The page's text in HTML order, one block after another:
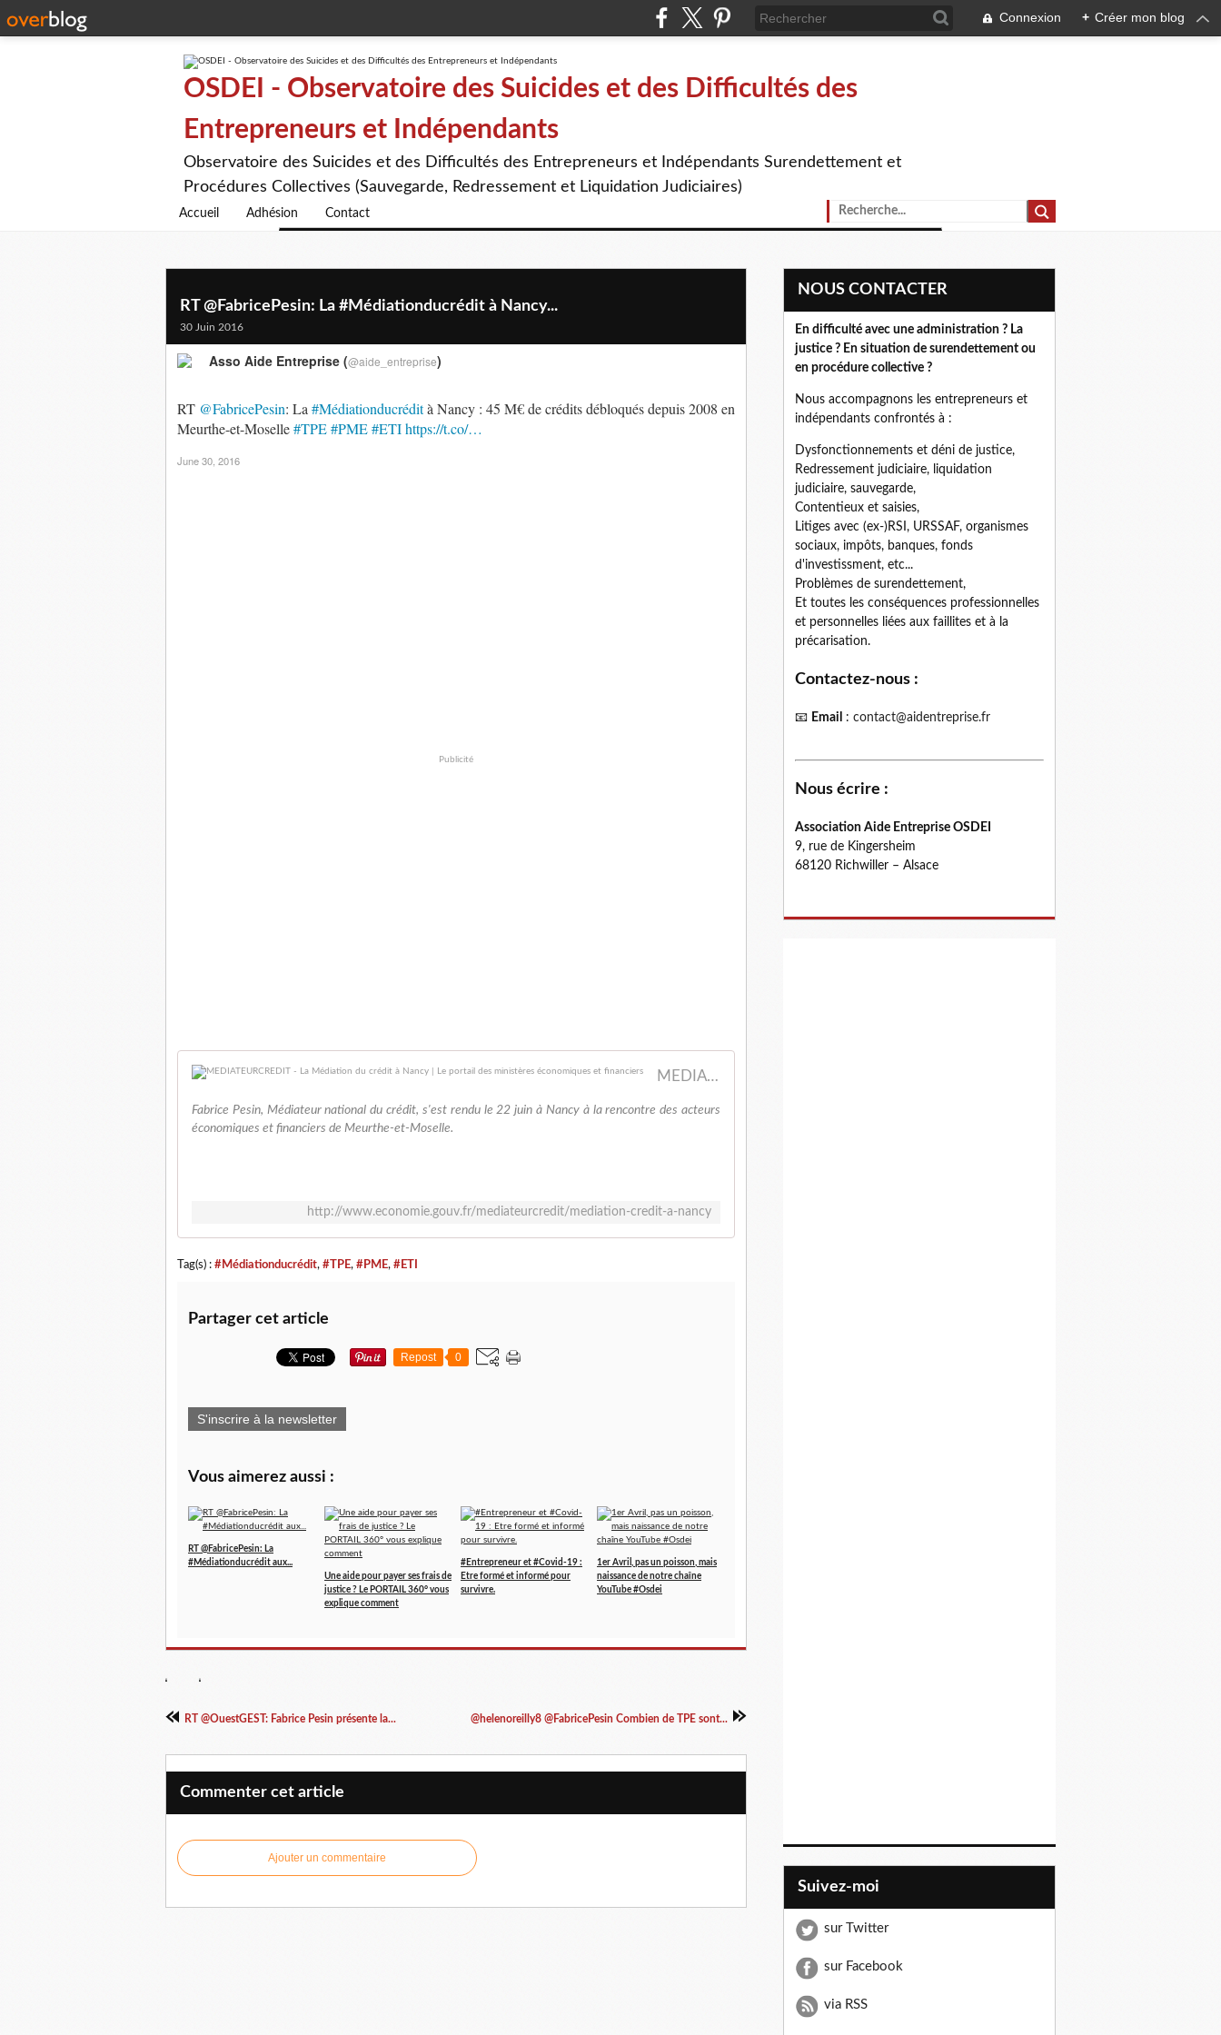
Connexion + Créer mon blog
OSDEI - Observatoire des Suicides et des Difficultés des
Entrepreneurs et Indépendants
Observatoire des Suicides et des Difficultés des Entrepreneurs et Indépendants Surendettement et
Procédures Collectives (Sauvegarde, Redressement et Liquidation Judiciaires)
Accueil Adhésion Contact
RT @FabricePesin: La #Médiationducrédit à Nancy...
30 Juin 2016
RT @FabricePesin: La #Médiationducrédità Nancy : 45 M€ de crédits débloqués depuis 2008 en
Meurthe-et-Moselle#TPE#PME#ETIhttps://t.co/…
Asso Aide Entreprise (@aide_entreprise)
June 30, 2016
Publicité
MEDIATEURCREDIT - La Médiation du crédit à Nancy | Le portail des ministères économiques et financiers
Fabrice Pesin, Médiateur national du crédit, s'est rendu le 22 juin à Nancy à la rencontre des acteurs
économiques et financiers de Meurthe-et-Moselle.
http://www.economie.gouv.fr/mediateurcredit/mediation-credit-a-nancy
Tag(s) : #Médiationducrédit, #TPE, #PME, #ETI
Partager cet article
Repost 0
S'inscrire à la newsletter
Vous aimerez aussi :
RT @FabricePesin: La
#Médiationducrédit aux...
Une aide pour payer ses frais de
justice ? Le PORTAIL 360° vous
explique comment
#Entrepreneur et #Covid-19 :
Etre formé et informé pour
survivre.
1er Avril, pas un poisson, mais
naissance de notre chaîne
YouTube #Osdei
RT @OuestGEST: Fabrice Pesin présente la... @helenoreilly8 @FabricePesin Combien de TPE sont...
Commenter cet article
Ajouter un commentaire
NOUS CONTACTER
En difficulté avec une administration ? La
justice ? En situation de surendettement ou
en procédure collective ?
Nous accompagnons les entrepreneurs et
indépendants confrontés à :
Dysfonctionnements et déni de justice,
Redressement judiciaire, liquidation
judiciaire, sauvegarde,
Contentieux et saisies,
Litiges avec (ex-)RSI, URSSAF, organismes
sociaux, impôts, banques, fonds
d'investissment, etc...
Problèmes de surendettement,
Et toutes les conséquences professionnelles
et personnelles liées aux faillites et à la
précarisation.
Contactez-nous :
📧 Email : contact@aidentreprise.fr
Nous écrire :
Association Aide Entreprise OSDEI
9, rue de Kingersheim
68120 Richwiller – Alsace
Suivez-moi
sur Twitter
sur Facebook
via RSS